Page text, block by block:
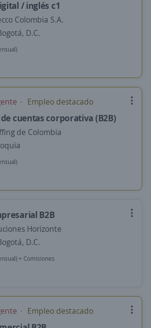
/ inglés c1
Colombia S.A.
D.C.
Empleo destacado
cuentas corporativa (B2B)
de Colombia
B2B
Horizonte
D.C.
+ Comisiones
Empleo destacado